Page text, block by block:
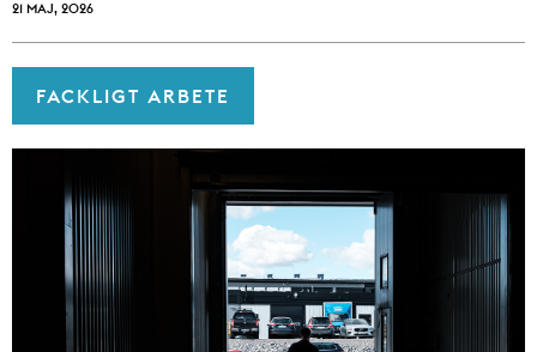
21 MAJ, 2026
FACKLIGT ARBETE